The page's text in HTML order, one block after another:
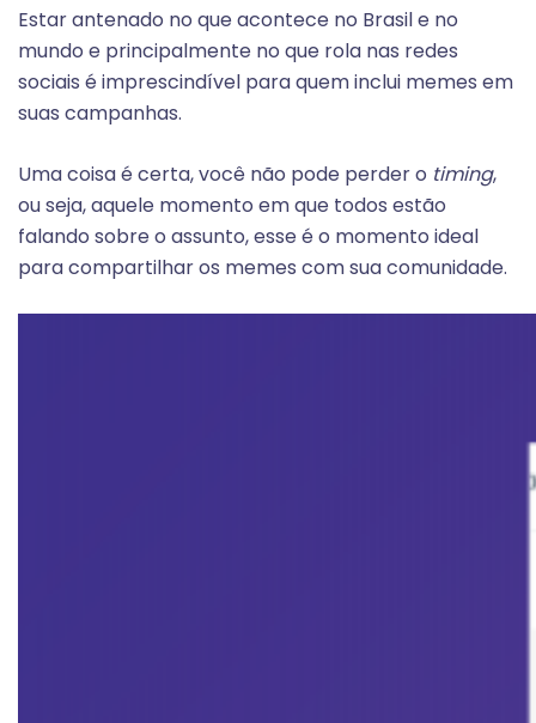
Estar antenado no que acontece no Brasil e no
mundo e principalmente no que rola nas redes
sociais é imprescindível para quem inclui memes em
suas campanhas.
Uma coisa é certa, você não pode perder o timing,
ou seja, aquele momento em que todos estão
falando sobre o assunto, esse é o momento ideal
para compartilhar os memes com sua comunidade.